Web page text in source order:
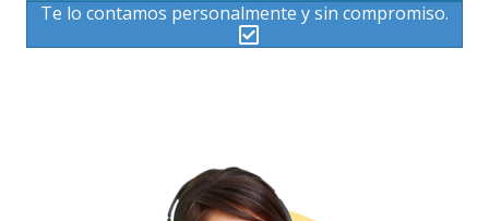
Te lo contamos personalmente y sin compromiso.